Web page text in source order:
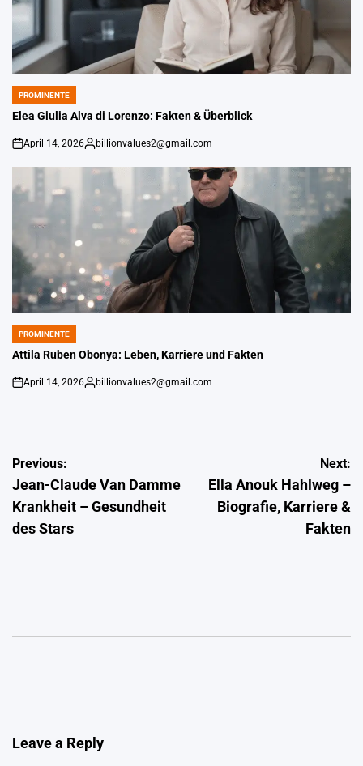
POSTED
IN
PROMINENTE
Elea Giulia Alva di Lorenzo: Fakten & Überblick
on
April 14, 2026
Gepostet
billionvalues2@gmail.com
POSTED
IN
PROMINENTE
Attila Ruben Obonya: Leben, Karriere und Fakten
on
April 14, 2026
Gepostet
billionvalues2@gmail.com
Post
navigation
Previous:
Jean-Claude Van Damme
Krankheit – Gesundheit
des Stars
Next:
Ella Anouk Hahlweg –
Biografie, Karriere &
Fakten
Leave a Reply